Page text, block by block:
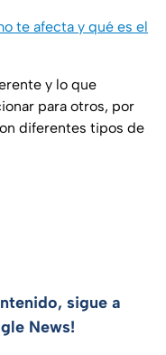
te afecta y qué es el
y lo que
para otros, por
diferentes tipos de
sigue a
News!